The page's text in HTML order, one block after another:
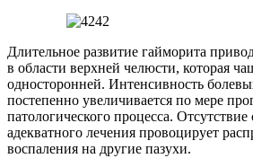
Длительное развитие гайморита
в области верхней челюсти, которая
односторонней. Интенсивность
постепенно увеличивается по мере
патологического процесса.
адекватного лечения провоцирует
воспаления на другие пазухи.